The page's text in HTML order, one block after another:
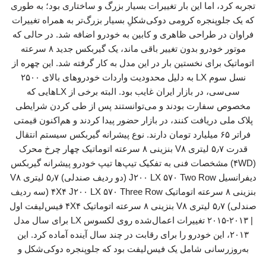
تجربه کرد، اما این بار تغییرات بسیار بزرگ و ساختاری بود؛ به طوری
که یک جلوپنجره کرومی دوکی‌شکلِ بسیار بزرگ‌تر به همراه تغییرات
فراوان در طراحی ظاهری و کابین به خودرو اضافه شد. در حالی که
موتور خودرو بدون تغییر باقی ماند، یک گیربکس جدید ۸ سرعته
اتوماتیک برای نخستین بار در این مدل به کار گرفته شد. این چهره از
نسل سوم LX به دلیل محدودیت واردات خودروهای بالای ۲۵۰۰
سی‌سی، در بازار ایران غایب بود. البته برخی از LX‌هایی که
مخصوص سفارت بودند و می‌توانستند پس از طی کردن شرایطی
پلاک ملی دریافت کنند، در بازار حضور پیدا کردند و هم‌اکنون قیمتی
فراتر ۶۵ میلیارد تومان دارند. نوع پیشرانه گیربکس سیستم انتقال
قدرت ۵٫۷ لیتری V۸ بنزینی ۸ سرعته اتوماتیک چهار چرخ محرک
(۴WD) مشخصات فنی به تفکیک تیپ‌ها تیپ خودرو پیشرانه گیربکس
دیفرانسیل J۲۰۰ LX ۵۷۰ Two Row (دو ردیف صندلی) ۵٫۷ لیتری V۸
بنزینی ۸ سرعته اتوماتیک ۴X۴ J۲۰۰ LX ۵۷۰ Three Row (سه ردیف
صندلی) ۵٫۷ لیتری V۸ بنزینی ۸ سرعته اتوماتیک ۴X۴ فیس‌لیفت اول
| ۲۰۱۳-۲۰۱۵ تغییرات اعمال‌شده روی لکسوس LX برای سال مدل
۲۰۱۳، این خودرو را برای رقابت در چند سال آینده آماده کرد. این
به‌روزرسانی شامل یک فیس‌لیفت بود که جلوپنجره دوکی‌شکل و